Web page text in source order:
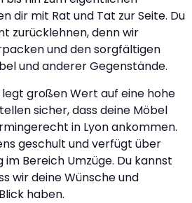
dir mit Rat und Tat zur Seite. Du
zurücklehnen, denn wir
und den sorgfältigen
und anderer Gegenstände.
legt großen Wert auf eine hohe
sicher, dass deine Möbel
in Lyon ankommen.
geschult und verfügt über
Bereich Umzüge. Du kannst
wir deine Wünsche und
haben.